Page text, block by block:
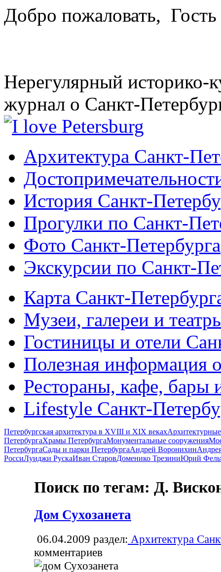
Добро пожаловать, Гость
Нерегулярный историко-
журнал о Санкт-
Архитектура Санкт-
История Санкт-
Прогулки по Санкт-
Фото Санкт-Петербурга
Экскурсии по Санкт-
Карта Санкт-
Музеи, галереи и
Гостиницы и отели
Полезная информация
Рестораны, кафе, бары
Lifestyle Санкт-
Петербургская архитектура в XVIII и XIX веках
ПетербургаХрамы ПетербургаМонументальные сооружения
ПетербургаСады и парки ПетербургаАндрей Воронихин
РоссиЛуиджи РускаИван СтаровДоменико ТрезиниЮрий
Поиск по тегам: Д.
Дом Сухозанета
06.04.2009 раздел: Архитектура
комментариев